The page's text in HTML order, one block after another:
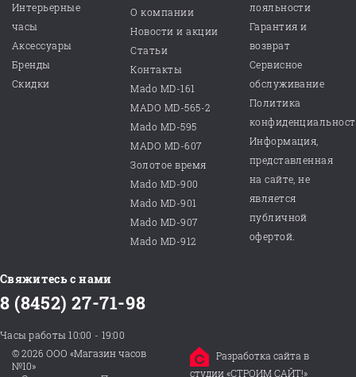
Интерьерные
часы
Аксессуары
Бренды
Скидки
О компании
Новости и акции
Статьи
Контакты
Mado MD-161
MADO MD-565-2
Mado MD-595
MADO MD-607
Золотое время
Mado MD-900
Mado MD-901
Mado MD-907
Mado MD-912
лояльности
Гарантия и
возврат
Сервисное
обслуживание
Политика
Информация,
представленная
на сайте, не
является
публичной
офертой.
Свяжитесь с нами
8 (8452) 27-71-98
Часы работы 10:00 - 19:00
© 2026 ООО «Магазин часов
№10»
Разработка сайта в
студии «СТРОИМ САЙТ!»